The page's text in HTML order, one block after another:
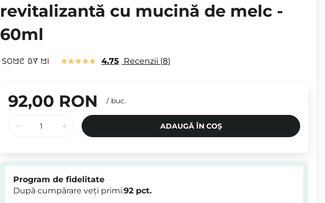
revitalizantă cu mucină de melc -
60ml
4.75 Recenzii 8
92,00 RON / buc.
ADAUGĂ ÎN COȘ
Program de fidelitate
După cumpărare veți primi:92 pct.